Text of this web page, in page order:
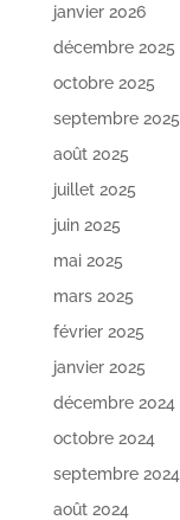
janvier 2026
décembre 2025
octobre 2025
septembre 2025
août 2025
juillet 2025
juin 2025
mai 2025
mars 2025
février 2025
janvier 2025
décembre 2024
octobre 2024
septembre 2024
août 2024